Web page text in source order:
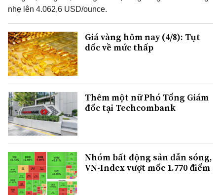
nhẹ lên 4.062,6 USD/ounce.
Giá vàng hôm nay (4/8): Tụt
dốc về mức thấp
Thêm một nữ Phó Tổng Giám
đốc tại Techcombank
Nhóm bất động sản dẫn sóng,
VN-Index vượt mốc 1.770 điểm